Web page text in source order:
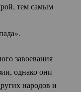
тем самым
завоевания
однако они
народов и